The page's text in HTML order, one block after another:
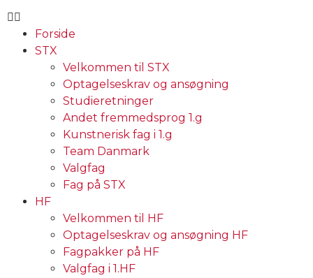
Forside
STX
Velkommen til STX
Optagelseskrav og ansøgning
Studieretninger
Andet fremmedsprog 1.g
Kunstnerisk fag i 1.g
Team Danmark
Valgfag
Fag på STX
HF
Velkommen til HF
Optagelseskrav og ansøgning HF
Fagpakker på HF
Valgfag i 1.HF